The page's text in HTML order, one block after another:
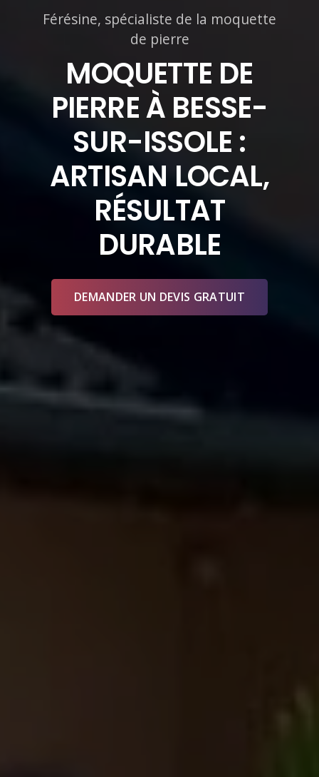
Férésine, spécialiste de la moquette
de pierre
MOQUETTE DE
PIERRE À BESSE-
SUR-ISSOLE :
ARTISAN LOCAL,
RÉSULTAT
DURABLE
DEMANDER UN DEVIS GRATUIT